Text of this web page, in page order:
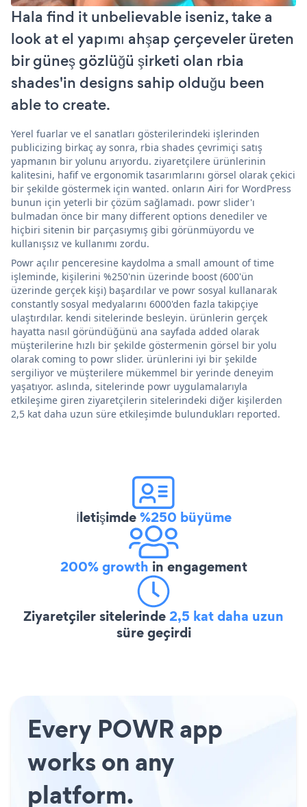
Hala find it unbelievable iseniz, take a
look at el yapımı ahşap çerçeveler üreten
bir güneş gözlüğü şirketi olan rbia
shades'in designs sahip olduğu been
able to create.
Yerel fuarlar ve el sanatları gösterilerindeki işlerinden
publicizing birkaç ay sonra, rbia shades çevrimiçi satış
yapmanın bir yolunu arıyordu. ziyaretçilere ürünlerinin
kalitesini, hafif ve ergonomik tasarımlarını görsel olarak çekici
bir şekilde göstermek için wanted. onların Airi for WordPress
bunun için yeterli bir çözüm sağlamadı. powr slider'ı
bulmadan önce bir many different options denediler ve
hiçbiri sitenin bir parçasıymış gibi görünmüyordu ve
kullanışsız ve kullanımı zordu.
Powr açılır penceresine kaydolma a small amount of time
işleminde, kişilerini %250'nin üzerinde boost (600'ün
üzerinde gerçek kişi) başardılar ve powr sosyal kullanarak
constantly sosyal medyalarını 6000'den fazla takipçiye
ulaştırdılar. kendi sitelerinde besleyin. ürünlerin gerçek
hayatta nasıl göründüğünü ana sayfada added olarak
müşterilerine hızlı bir şekilde göstermenin görsel bir yolu
olarak coming to powr slider. ürünlerini iyi bir şekilde
sergiliyor ve müşterilere mükemmel bir yerinde deneyim
yaşatıyor. aslında, sitelerinde powr uygulamalarıyla
etkileşime giren ziyaretçilerin sitelerindeki diğer kişilerden
2,5 kat daha uzun süre etkileşimde bulundukları reported.
İletişimde%250 büyüme
200% growth in engagement
Ziyaretçiler sitelerinde2,5 kat daha uzun
süre geçirdi
Every POWR app
works on any
platform.